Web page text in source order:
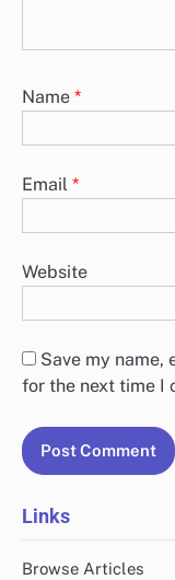
Name *
Email *
Website
Save my name,
for the next time I
Links
Browse Articles